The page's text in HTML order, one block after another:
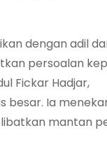
dengan adil
persoalan
Fickar Hadjar,
besar. Ia
mantan